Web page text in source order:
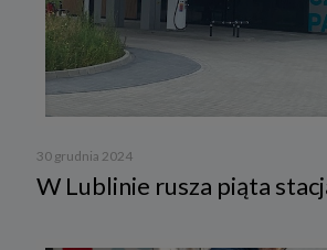
30 grudnia 2024
W Lublinie rusza piąta